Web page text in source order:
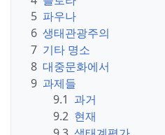
5 파우나
6 생태관광주의
7 기타 명소
8 대중문화에서
9 과제들
9.1 과거
9.2 현재